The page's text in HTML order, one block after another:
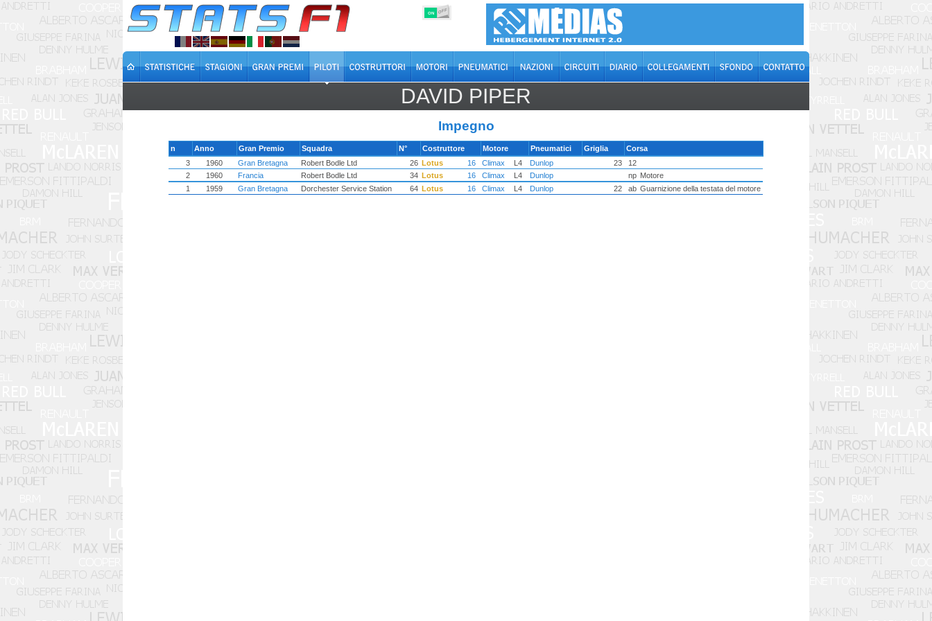
ON OFF
DAVID PIPER
Impegno
n Anno Gran Premio Squadra N° Costruttore Motore Pneumatici Griglia
Corsa
3
1960 Gran Bretagna Robert Bodle Ltd 26 Lotus 16 Climax L4 Dunlop 23
12
2
1960 Francia Robert Bodle Ltd 34 Lotus 16 Climax L4 Dunlop np Motore
1
1959 Gran Bretagna Dorchester Service Station 64 Lotus 16 Climax L4 Dunlop 22 ab Guarnizione della testata del motore